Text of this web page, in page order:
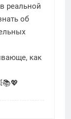
реальной
об
как